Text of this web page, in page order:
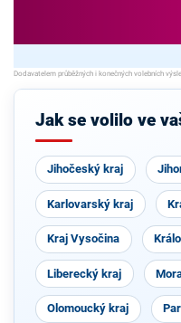
Jak se volilo ve
Jihočeský kraj
Karlovarský kraj
Kraj Vysočina
Liberecký kraj
Olomoucký kraj